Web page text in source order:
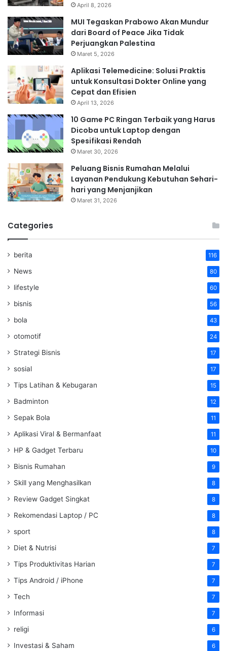
April 8, 2026
MUI Tegaskan Prabowo Akan Mundur
dari Board of Peace Jika Tidak
Perjuangkan Palestina
Maret 5, 2026
Aplikasi Telemedicine: Solusi Praktis
untuk Konsultasi Dokter Online yang
Cepat dan Efisien
April 13, 2026
10 Game PC Ringan Terbaik yang Harus
Dicoba untuk Laptop dengan
Spesifikasi Rendah
Maret 30, 2026
Peluang Bisnis Rumahan Melalui
Layanan Pendukung Kebutuhan Sehari-
hari yang Menjanjikan
Maret 31, 2026
Categories
berita 116
News 80
lifestyle 60
bisnis 56
bola 43
otomotif 24
Strategi Bisnis 17
sosial 17
Tips Latihan & Kebugaran 15
Badminton 12
Sepak Bola 11
Aplikasi Viral & Bermanfaat 11
HP & Gadget Terbaru 10
Bisnis Rumahan 9
Skill yang Menghasilkan 8
Review Gadget Singkat 8
Rekomendasi Laptop / PC 8
sport 8
Diet & Nutrisi 7
Tips Produktivitas Harian 7
Tips Android / iPhone 7
Tech 7
Informasi 7
religi 6
Investasi & Saham 6